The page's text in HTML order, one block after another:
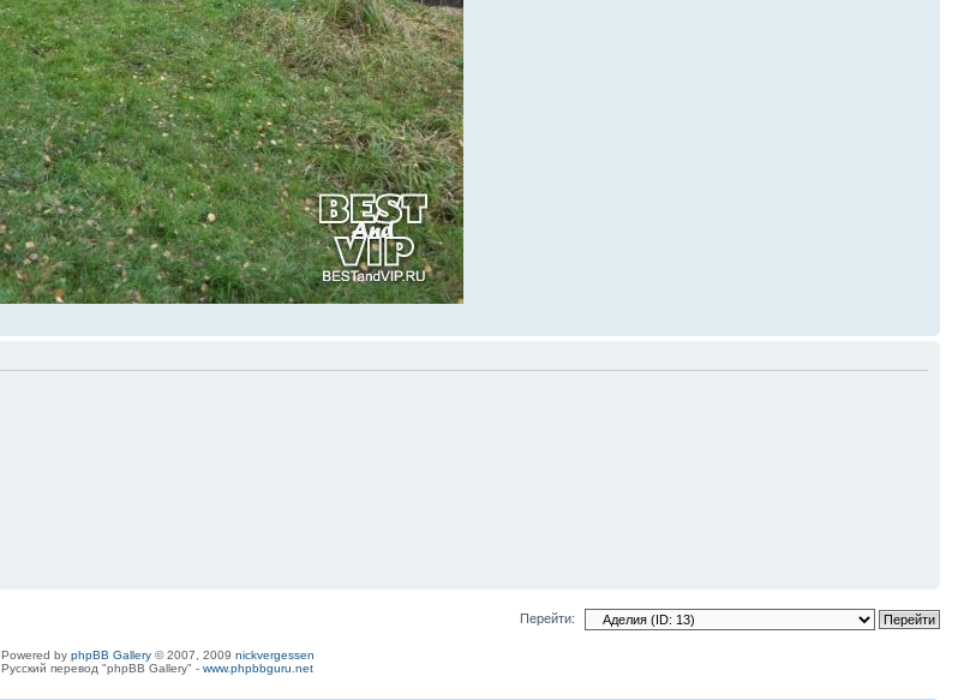
Перейти:
Powered by phpBB Gallery© 2007, 2009 nickvergessen
Русский перевод "phpBB Gallery" - www.phpbbguru.net